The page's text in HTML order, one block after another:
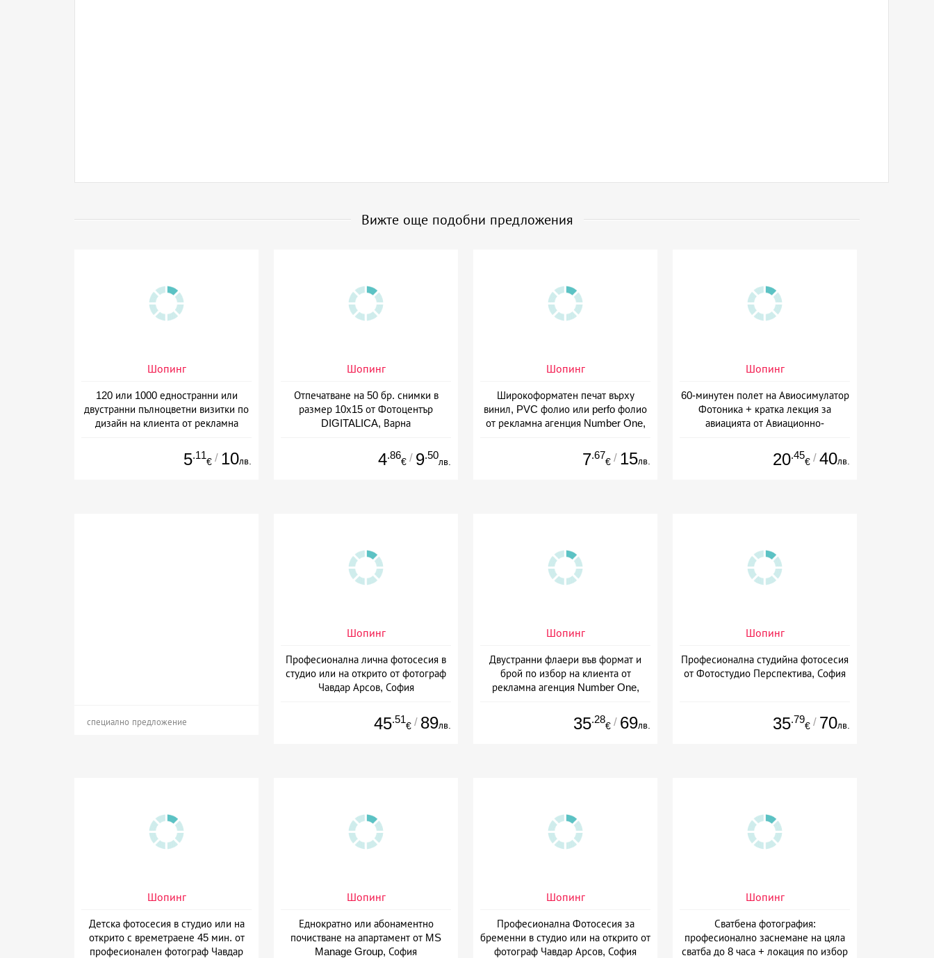
Вижте още подобни предложения
Шопинг
120 или 1000 едностранни или
двустранни пълноцветни визитки по
дизайн на клиента от рекламна
5.11
€ / 10лв.
Шопинг
Отпечатване на 50 бр. снимки в
размер 10х15 от Фотоцентър
DIGITALICA, Варна
4.86
€ / 9.50
лв.
Шопинг
Широкоформатен печат върху
винил, PVC фолио или perfo фолио
от рекламна агенция Number One,
7.67
€ / 15лв.
Шопинг
60-минутен полет на Авиосимулатор
Фотоника + кратка лекция за
авиацията от Авиационно-
20.45
€ / 40лв.
специално предложение
Шопинг
Професионална лична фотосесия в
студио или на открито от фотограф
Чавдар Арсов, София
45.51
€ / 89лв.
Шопинг
Двустранни флаери във формат и
брой по избор на клиента от
рекламна агенция Number One,
35.28
€ / 69лв.
Шопинг
Професионална студийна фотосесия
от Фотостудио Перспектива, София
35.79
€ / 70лв.
Шопинг
Детска фотосесия в студио или на
открито с времетраене 45 мин. от
професионален фотограф Чавдар
Шопинг
Еднократно или абонаментно
почистване на апартамент от MS
Manage Group, София
Шопинг
Професионална Фотосесия за
бременни в студио или на открито от
фотограф Чавдар Арсов, София
Шопинг
Сватбена фотография:
професионално заснемане на цяла
сватба до 8 часа + локация по избор